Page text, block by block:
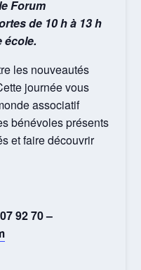
Forum
de 10 h à 13 h
école.
les nouveautés
journée vous
associatif
bénévoles présents
et faire découvrir
92 70 –